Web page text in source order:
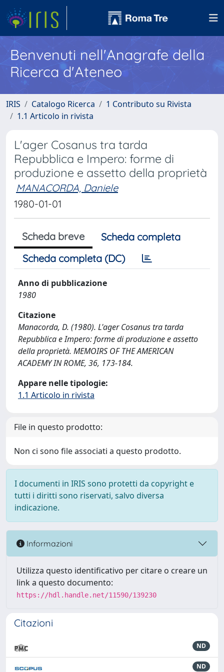
Benvenuti nell'Anagrafe della
Ricerca d'Ateneo
IRIS Catalogo Ricerca
1 Contributo su Rivista
1.1 Articolo in rivista
L'ager Cosanus tra tarda
Repubblica e Impero: forme di
produzione e assetto della proprietà
MANACORDA, Daniele
1980-01-01
Scheda breve
Scheda completa
Scheda completa (DC)
Anno di pubblicazione
1980
Citazione
Manacorda, D. (1980). L'ager Cosanus tra tarda
Repubblica e Impero: forme di produzione e assetto
della proprietà. MEMOIRS OF THE AMERICAN
ACADEMY IN ROME, 36, 173-184.
Appare nelle tipologie:
1.1 Articolo in rivista
File in questo prodotto:
Non ci sono file associati a questo prodotto.
I documenti in IRIS sono protetti da copyright e
tutti i diritti sono riservati, salvo diversa
indicazione.
Informazioni
Utilizza questo identificativo per citare o creare un
link a questo documento:
https://hdl.handle.net/11590/139230
Citazioni
ND
ND